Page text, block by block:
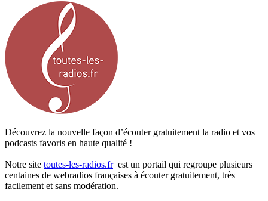
Découvrez la nouvelle façon d’écouter gratuitement la radio et vos
podcasts favoris en haute qualité !
Notre site toutes-les-radios.frest un portail qui regroupe plusieurs
centaines de webradios françaises à écouter gratuitement, très
facilement et sans modération.